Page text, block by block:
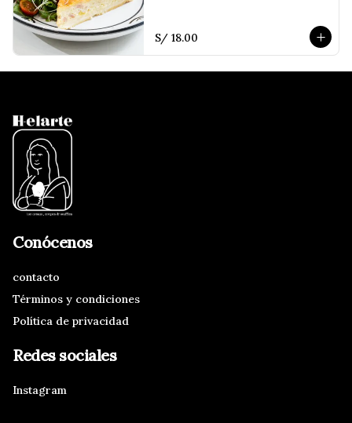
S/ 18.00
Conócenos
contacto
Términos y condiciones
Política de privacidad
Redes sociales
Instagram